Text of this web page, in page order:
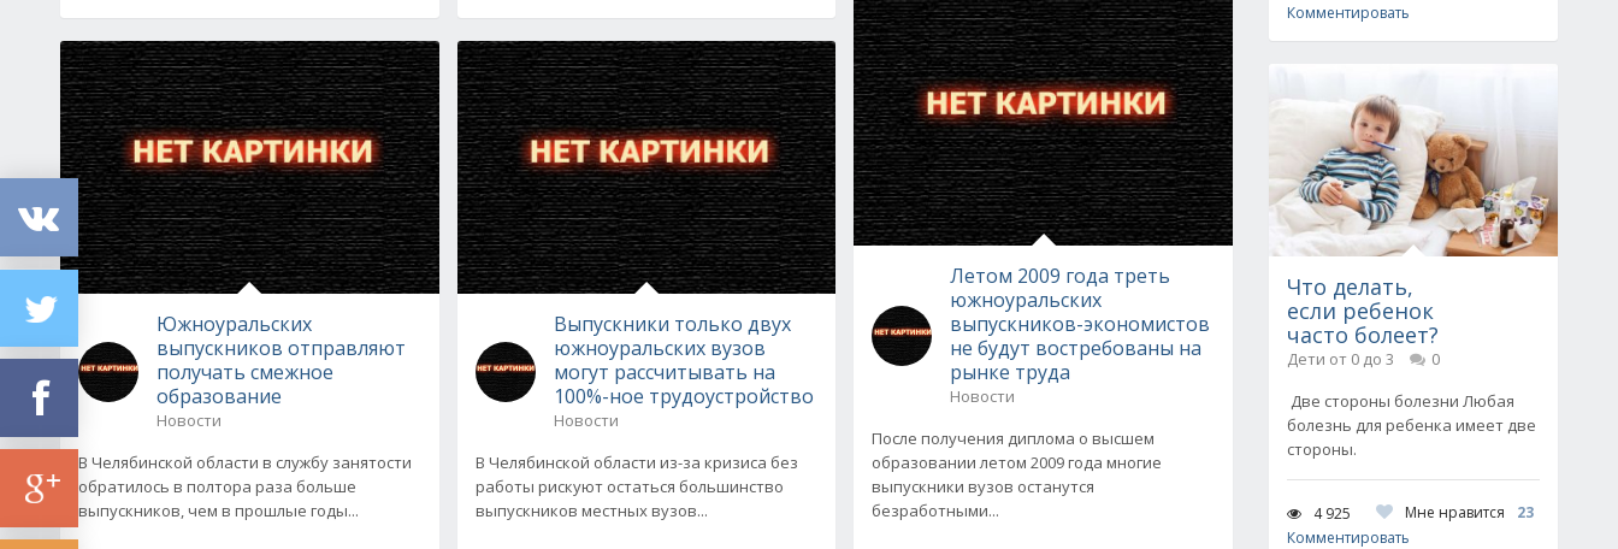
Южноуральских
выпускников отправляют
получать смежное
образование
Новости
В Челябинской области в службу занятости
обратилось в полтора раза больше
выпускников, чем в прошлые годы...
Выпускники только двух
южноуральских вузов
могут рассчитывать на
100%-ное трудоустройство
Новости
В Челябинской области из-за кризиса без
работы рискуют остаться большинство
выпускников местных вузов...
Летом 2009 года треть
южноуральских
выпускников-экономистов
не будут востребованы на
рынке труда
Новости
После получения диплома о высшем
образовании летом 2009 года многие
выпускники вузов останутся
безработными...
Комментировать
Что делать,
если ребенок
часто болеет?
Дети от 0 до 3
0
Две стороны болезни Любая
болезнь для ребенка имеет две
стороны.
4 925 Мне нравится
23
Комментировать